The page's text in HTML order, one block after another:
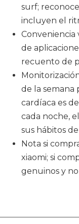
surf;
incluyen el
Conveniencia
de
recuento de
de la
cardíaca es
cada noche,
sus hábitos
Nota si
xiaomi; si
genuinos y